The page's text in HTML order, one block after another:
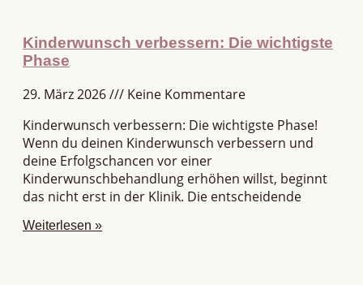
Kinderwunsch verbessern: Die wichtigste
Phase
29. März 2026
Keine Kommentare
Kinderwunsch verbessern: Die wichtigste Phase!
Wenn du deinen Kinderwunsch verbessern und
deine Erfolgschancen vor einer
Kinderwunschbehandlung erhöhen willst, beginnt
das nicht erst in der Klinik. Die entscheidende
Weiterlesen »